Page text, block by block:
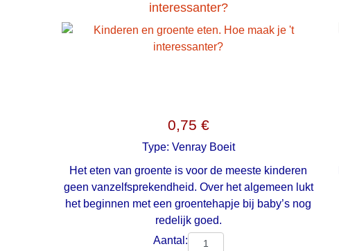
interessanter?
0,75 €
Type: Venray Boeit
Het eten van groente is voor de meeste kinderen
geen vanzelfsprekendheid. Over het algemeen lukt
het beginnen met een groentehapje bij baby’s nog
redelijk goed.
Aantal: